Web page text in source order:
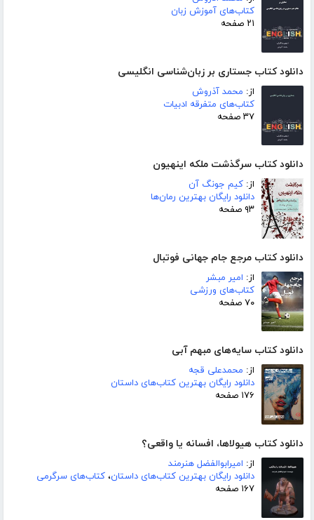
کتاب‌های آموزش زبان
۲۱ صفحه
دانلود کتاب جستاری بر زبان‌شناسی انگلیسی
از: محمد آذروش
کتاب‌های متفرقه ادبیات
۳۷ صفحه
دانلود کتاب سرگذشت ملکه اینهیون
از: کیم جونگ آن
دانلود رایگان بهترین رمان‌ها
۹۳ صفحه
دانلود کتاب مرجع جام جهانی فوتبال
از: امیر مبشر
کتاب‌های ورزشی
۷۰ صفحه
دانلود کتاب سایه‌های مبهم آبی
از: محمدعلی قجه
دانلود رایگان بهترین کتاب‌های داستان
۱۷۶ صفحه
دانلود کتاب هیولاها، افسانه یا واقعی؟
از: امیرابوالفضل هنرمند
دانلود رایگان بهترین کتاب‌های داستان، کتاب‌های سرگرمی
۱۶۷ صفحه